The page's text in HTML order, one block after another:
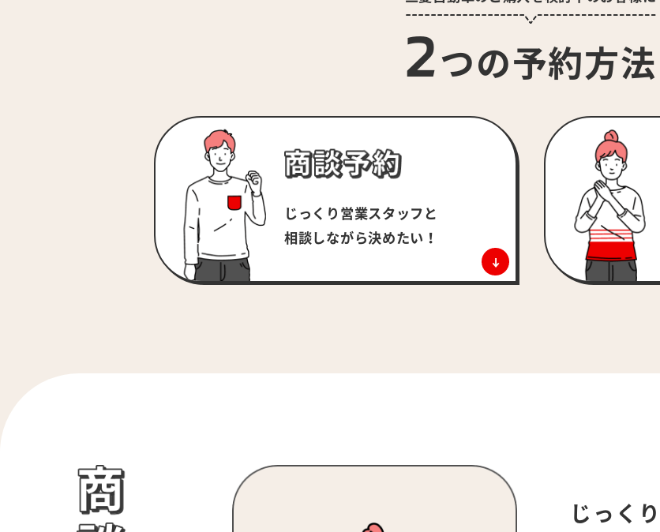
2つの予約方法
じっくり営業スタッフと
相談しながら決めたい！
じっく